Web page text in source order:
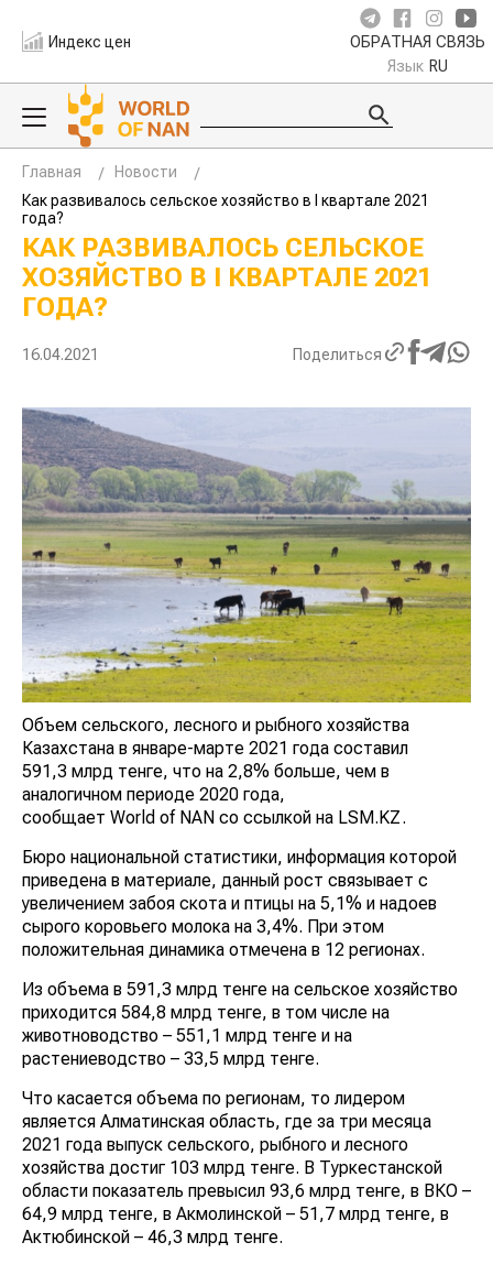
Индекс цен ОБРАТНАЯ СВЯЗЬ
Язык RU
Главная
Новости
Как развивалось сельское хозяйство в I квартале 2021
года?
КАК РАЗВИВАЛОСЬ СЕЛЬСКОЕ
ХОЗЯЙСТВО В I КВАРТАЛЕ 2021
ГОДА?
16.04.2021 Поделиться
Объем сельского, лесного и рыбного хозяйства
Казахстана в январе-марте 2021 года составил
591,3 млрд тенге, что на 2,8% больше, чем в
аналогичном периоде 2020 года,
сообщает World of NAN со ссылкой на LSM.KZ.
Бюро национальной статистики, информация которой
приведена в материале, данный рост связывает с
увеличением забоя скота и птицы на 5,1% и надоев
сырого коровьего молока на 3,4%. При этом
положительная динамика отмечена в 12 регионах.
Из объема в 591,3 млрд тенге на сельское хозяйство
приходится 584,8 млрд тенге, в том числе на
животноводство – 551,1 млрд тенге и на
растениеводство – 33,5 млрд тенге.
Что касается объема по регионам, то лидером
является Алматинская область, где за три месяца
2021 года выпуск сельского, рыбного и лесного
хозяйства достиг 103 млрд тенге. В Туркестанской
области показатель превысил 93,6 млрд тенге, в ВКО –
64,9 млрд тенге, в Акмолинской – 51,7 млрд тенге, в
Актюбинской – 46,3 млрд тенге.